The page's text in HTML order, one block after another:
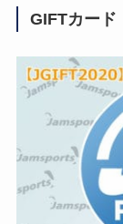
GIFTカー